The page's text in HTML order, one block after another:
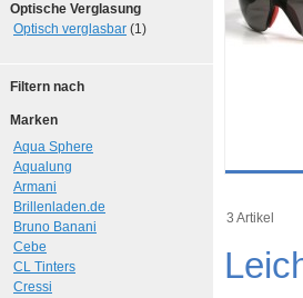
Art.-Nr.:
3 Artikel
Optische Verglasung
Optisch verglasbar (1)
Filtern nach
Marken
Aqua Sphere
Aqualung
Armani
Brillenladen.de
Bruno Banani
Cebe
CL Tinters
Cressi